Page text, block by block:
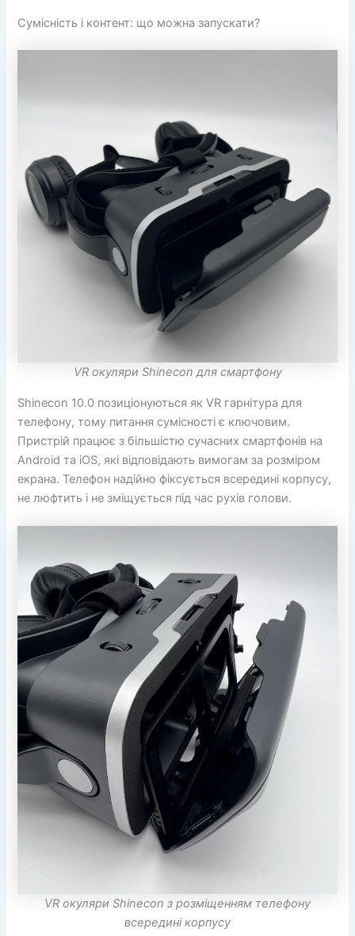
Сумісність і контент: що можна запускати?
VR окуляри Shinecon для смартфону
Shinecon 10.0 позиціонуються як VR гарнітура для
телефону, тому питання сумісності є ключовим.
Пристрій працює з більшістю сучасних смартфонів на
Android та iOS, які відповідають вимогам за розміром
екрана. Телефон надійно фіксується всередині корпусу,
не люфтить і не зміщується під час рухів голови.
VR окуляри Shinecon з розміщенням телефону
всередині корпусу